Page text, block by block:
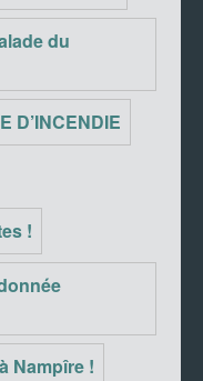
du
D’INCENDIE
!
Nampîre !